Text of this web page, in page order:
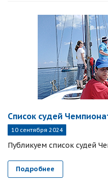
Список судей
10 сентября 2024
Публикуем список судей
Подробнее